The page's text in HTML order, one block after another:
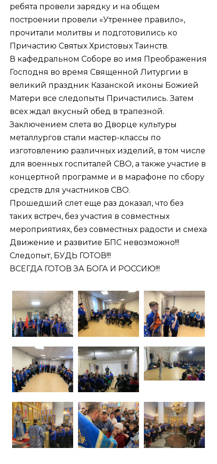
ребята провели зарядку и на общем
построении провели «Утреннее правило»,
прочитали молитвы и подготовились ко
Причастию Святых Христовых Таинств.
В кафедральном Соборе во имя Преображения
Господня во время Священной Литургии в
великий праздник Казанской иконы Божией
Матери все следопыты Причастились. Затем
всех ждал вкусный обед в трапезной.
Заключением слета во Дворце культуры
металлургов стали мастер-классы по
изготовлению различных изделий, в том числе
для военных госпиталей СВО, а также участие в
концертной программе и в марафоне по сбору
средств для участников СВО.
Прошедший слет еще раз доказал, что без
таких встреч, без участия в совместных
мероприятиях, без совместных радости и смеха
Движение и развитие БПС невозможно!!!
Следопыт, БУДЬ ГОТОВ!!!
ВСЕГДА ГОТОВ ЗА БОГА И РОССИЮ!!!